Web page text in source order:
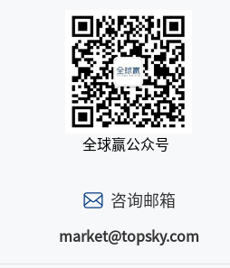
全球赢公众号
咨询邮箱
market@topsky.com